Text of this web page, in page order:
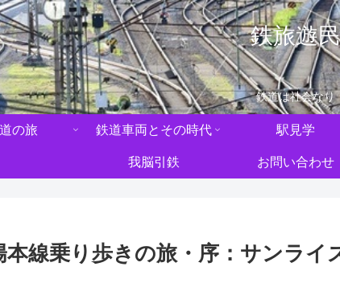
鉄旅遊民
鉄道は社会なり
の旅 鉄道車両とその時代 駅見学
我脳引鉄 お問い合わせ
線乗り歩きの旅・序：サンライ